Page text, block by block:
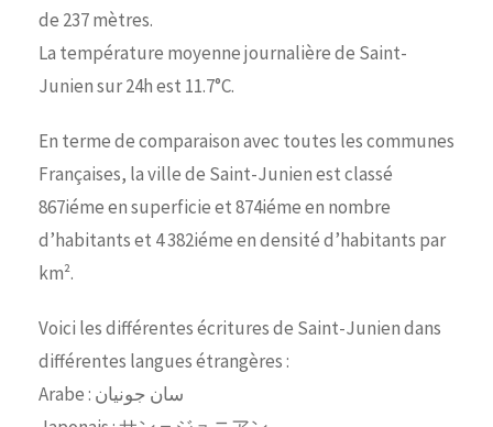
de 237 mètres.
La température moyenne journalière de Saint-
Junien sur 24h est 11.7°C.
En terme de comparaison avec toutes les communes
Françaises, la ville de Saint-Junien est classé
867iéme en superficie et 874iéme en nombre
d’habitants et 4 382iéme en densité d’habitants par
km².
Voici les différentes écritures de Saint-Junien dans
différentes langues étrangères :
Arabe : سان جونيان